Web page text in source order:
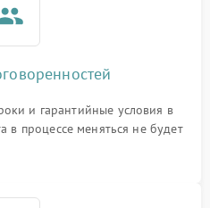
и гарантийные условия в
в процессе меняться не будет